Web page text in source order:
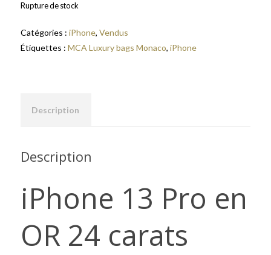
Rupture de stock
Catégories : iPhone, Vendus
Étiquettes : MCA Luxury bags Monaco, iPhone
Description
Description
iPhone 13 Pro en
OR 24 carats